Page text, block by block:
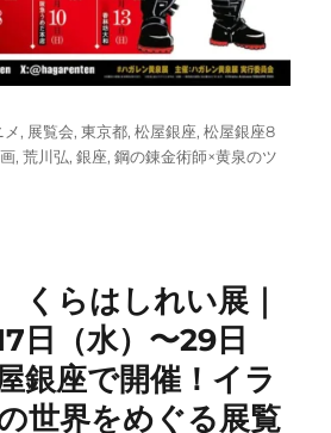
メ, 展覧会,東京都,松屋銀座,松屋銀座8
,荒川弘,銀座,鋼の錬金術師×黄泉のツ
くらはしれい展｜
日（水）〜29日
銀座で開催！イラ
世界をめぐる展覧